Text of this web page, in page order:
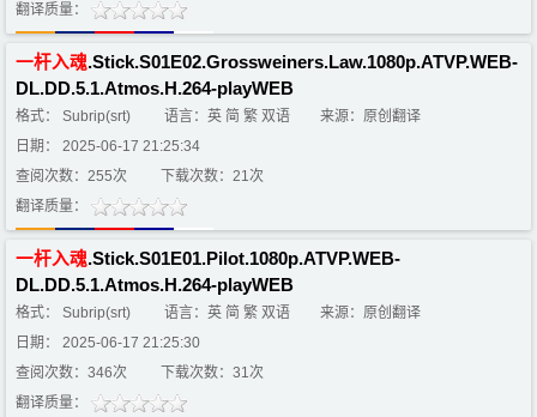
翻译质量：
一杆入魂.Stick.S01E02.Grossweiners.Law.1080p.ATVP.WEB-
DL.DD.5.1.Atmos.H.264-playWEB
格式： Subrip(srt) 语言：英 简 繁 双语
来源：原创翻译
日期： 2025-06-17 21:25:34
查阅次数：255次
下载次数：21次
翻译质量：
一杆入魂.Stick.S01E01.Pilot.1080p.ATVP.WEB-
DL.DD.5.1.Atmos.H.264-playWEB
格式： Subrip(srt) 语言：英 简 繁 双语
来源：原创翻译
日期： 2025-06-17 21:25:30
查阅次数：346次
下载次数：31次
翻译质量：